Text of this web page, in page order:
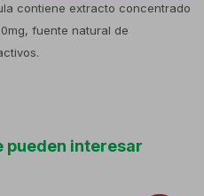
contiene extracto concentrado
fuente natural de
pueden interesar